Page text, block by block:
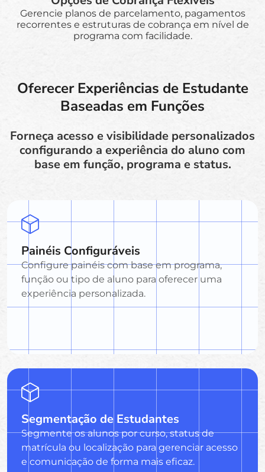
Gerencie planos de parcelamento, pagamentos
recorrentes e estruturas de cobrança em nível de
programa com facilidade.
Oferecer Experiências de Estudante
Baseadas em Funções
Forneça acesso e visibilidade personalizados
configurando a experiência do aluno com
base em função, programa e status.
Painéis Configuráveis
Configure painéis com base em programa,
função ou tipo de aluno para oferecer uma
experiência personalizada.
Segmentação de Estudantes
Segmente os alunos por curso, status de
matrícula ou localização para gerenciar acesso
e comunicação de forma mais eficaz.